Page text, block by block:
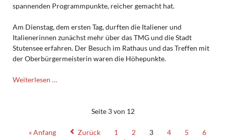
spannenden Programmpunkte, reicher gemacht hat.
Am Dienstag, dem ersten Tag, durften die Italiener und
Italienerinnen zunächst mehr über das TMG und die Stadt
Stutensee erfahren. Der Besuch im Rathaus und das Treffen mit
der Oberbürgermeisterin waren die Höhepunkte.
Weiterlesen …
Seite 3 von 12
« Anfang Zurück 1 2 3 4 5
6